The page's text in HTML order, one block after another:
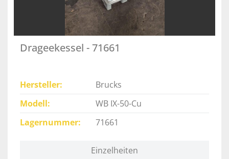
Drageekessel - 71661
Hersteller
Brucks
Modell
WB IX-50-Cu
Lagernummer
71661
Einzelheiten